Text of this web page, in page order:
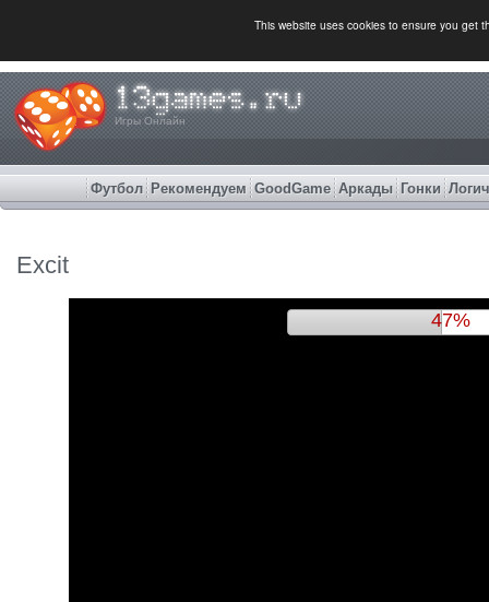
This website uses cookies to ensure you get
Игры Онлайн
Футбол Рекомендуем GoodGame Аркады Гонки
Excit
51%